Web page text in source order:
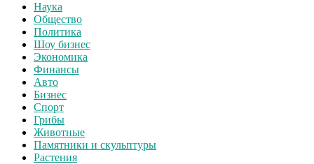
Наука
Общество
Политика
Шоу бизнес
Экономика
Финансы
Авто
Бизнес
Спорт
Грибы
Животные
Памятники и скульптуры
Растения